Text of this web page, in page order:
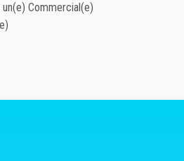
Commercial(e)